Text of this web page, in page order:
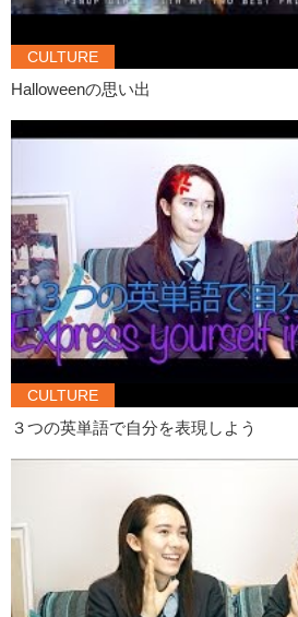
CULTURE
Halloweenの思い出
CULTURE
３つの英単語で自分を表現しよう